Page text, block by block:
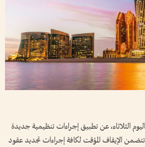
الثلاثاء، عن تطبيق إجراءات تنظيمية جديدة
تتضمن الإيقاف المؤقت لكافة إجراءات تجديد عقود